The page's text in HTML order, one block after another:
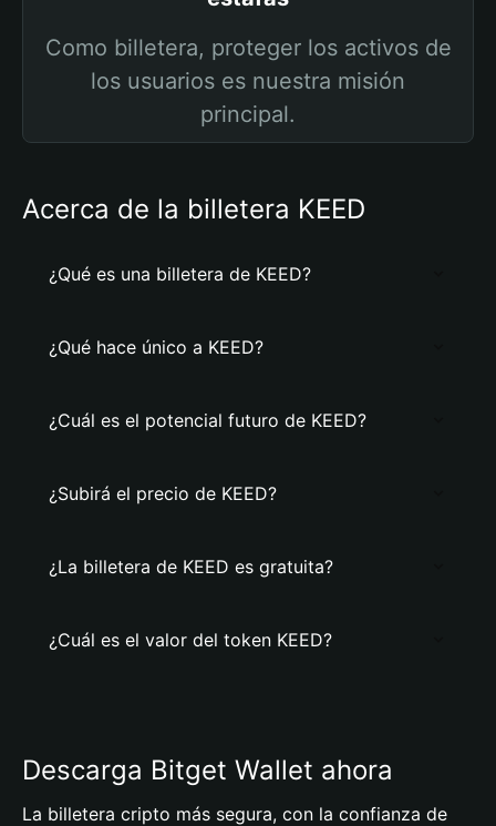
Como billetera, proteger los activos de
los usuarios es nuestra misión
principal.
Acerca de la billetera KEED
¿Qué es una billetera de KEED?
¿Qué hace único a KEED?
¿Cuál es el potencial futuro de KEED?
¿Subirá el precio de KEED?
¿La billetera de KEED es gratuita?
¿Cuál es el valor del token KEED?
Descarga Bitget Wallet ahora
La billetera cripto más segura, con la confianza de